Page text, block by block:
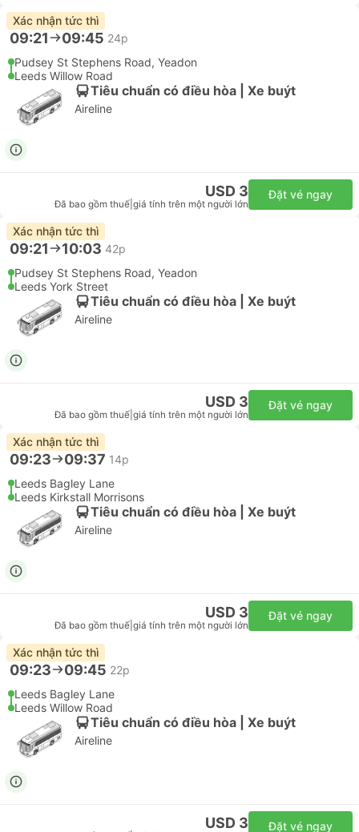
Xác nhận tức thì
09:21 09:45 24p
Pudsey St Stephens Road, Yeadon
Leeds Willow Road
Tiêu chuẩn có điều hòa | Xe buýt
Aireline
USD 3
Đã bao gồm thuế giá tính trên một người lớn
Đặt vé ngay
Xác nhận tức thì
09:21 10:03 42p
Pudsey St Stephens Road, Yeadon
Leeds York Street
Tiêu chuẩn có điều hòa | Xe buýt
Aireline
USD 3
Đã bao gồm thuế giá tính trên một người lớn
Đặt vé ngay
Xác nhận tức thì
09:23 09:37 14p
Leeds Bagley Lane
Leeds Kirkstall Morrisons
Tiêu chuẩn có điều hòa | Xe buýt
Aireline
USD 3
Đã bao gồm thuế giá tính trên một người lớn
Đặt vé ngay
Xác nhận tức thì
09:23 09:45 22p
Leeds Bagley Lane
Leeds Willow Road
Tiêu chuẩn có điều hòa | Xe buýt
Aireline
USD 3 Đặt vé ngay